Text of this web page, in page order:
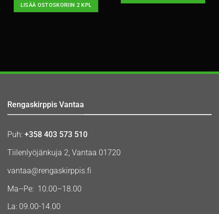
LISÄÄ OSTOSKORIIN 2 KPL
Rengaskirppis Vantaa
Puh: +358 403 573 510
Tiilenlyöjänkuja 2, Vantaa 01720
vantaa@rengaskirppis.fi
Ma–Pe: 10.00–18.00
La: 09.00-14.00